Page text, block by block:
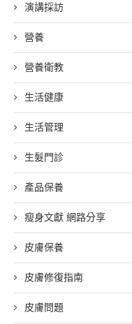
演講採訪
營養
營養衛教
生活健康
生活管理
生髮門診
產品保養
瘦身文獻 網路分享
皮膚保養
皮膚修復指南
皮膚問題